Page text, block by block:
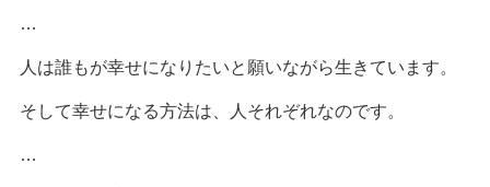
…
人は誰もが幸せになりたいと願いながら生きています。
そして幸せになる方法は、人それぞれなのです。
…